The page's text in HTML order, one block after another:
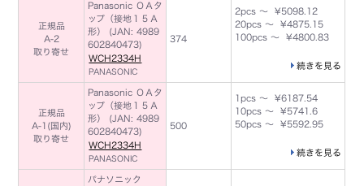
正規品
A-2
取り寄せ
Panasonic ＯＡタ
ップ（接地１５Ａ
形） (JAN: 4989
602840473)
WCH2334H
PANASONIC
374
2pcs ～ ¥5098.12
20pcs ～ ¥4875.15
100pcs ～ ¥4800.83
続きを見る
正規品
A-1(国内)
取り寄せ
Panasonic ＯＡタ
ップ（接地１５Ａ
形） (JAN: 4989
602840473)
WCH2334H
PANASONIC
500
1pcs ～ ¥6187.54
10pcs ～ ¥5741.6
50pcs ～ ¥5592.95
続きを見る
パナソニック